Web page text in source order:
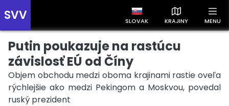
SVV SLOVAK KRAJINY MENU
Prehľad správ podľa krajín
Zobrazte si správy rozdelené podľa krajín a získajte rýchly
prehľad o dianí vo svete.
Putin poukazuje na rastúcu
závislosť EÚ od Číny
Objem obchodu medzi oboma krajinami rastie oveľa
rýchlejšie ako medzi Pekingom a Moskvou, povedal
ruský prezident